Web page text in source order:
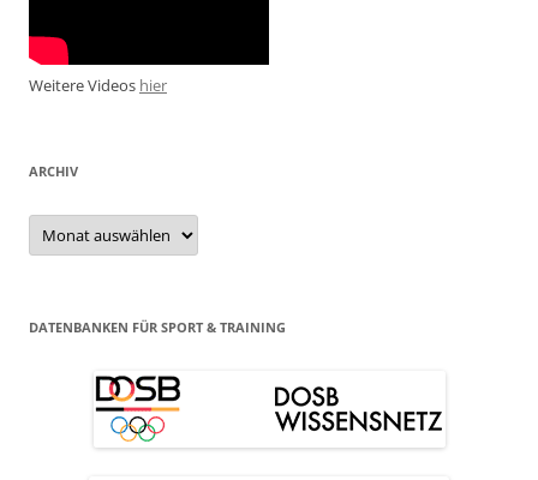
Weitere Videos hier
ARCHIV
Archiv
DATENBANKEN FÜR SPORT & TRAINING